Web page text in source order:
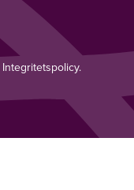
Integritetspolicy.